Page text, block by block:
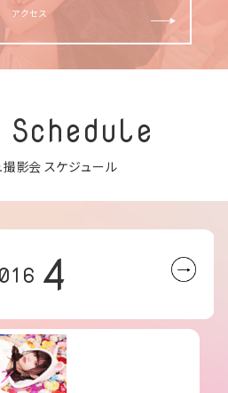
アクセス
影会 スケジュール
4